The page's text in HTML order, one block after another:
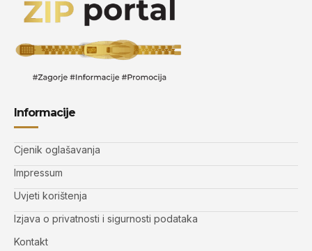
Informacije
Cjenik oglašavanja
Impressum
Uvjeti korištenja
Izjava o privatnosti i sigurnosti podataka
Kontakt